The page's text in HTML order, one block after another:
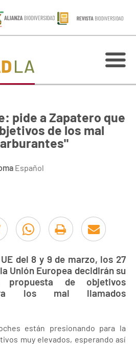
pide a Zapatero que
de los mal
Español
del 8 y 9 de marzo, los 27
Unión Europea decidirán su
de objetivos
los mal llamados
están presionando para la
muy elevados, esperando así